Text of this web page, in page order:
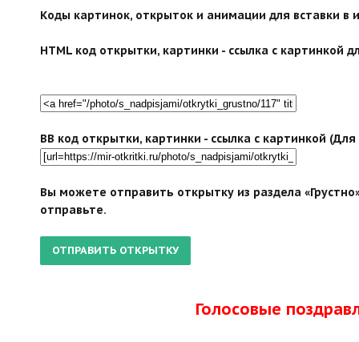
Коды картинок, открыток и анимации для вставки в
HTML код открытки, картинки - ссылка с картинкой
BB код открытки, картинки - ссылка с картинкой
Вы можете отправить открытку из раздела
отправьте.
Голосовые